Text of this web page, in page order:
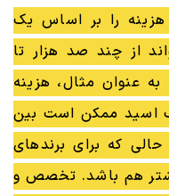
را بر اساس یک
از چند صد هزار تا
عنوان مثال، هزینه
اسید ممکن است بین
حالی که برای برندهای
هم باشد. تخصص و